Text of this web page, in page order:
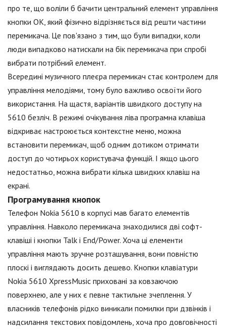
про те, що воліли б бачити центральний елемент управління
кнопки OK, який фізично відрізняється від решти частини
перемикача. Це пов'язано з тим, що були випадки, коли
люди випадково натискали на бік перемикача при спробі
вибрати потрібний елемент.
Всередині музичного плеєра перемикач стає контролем для
управління мелодіями, тому було важливо освоїти його
використання. На щастя, варіантів швидкого доступу на
5610 безліч. В режимі очікування ліва програмна клавіша
відкриває настроюється контекстне меню, можна
встановити перемикач, щоб одним дотиком отримати
доступ до чотирьох користувача функцій. І якщо цього
недостатньо, можна вибрати кілька швидких клавіш на
екрані.
Програмування кнопок
Телефон Nokia 5610 в корпусі мав багато елементів
управління. Навколо перемикача знаходилися дві софт-
клавіші і кнопки Talk і End/Power. Хоча ці елементи
управління мають зручне розташування, вони повністю
плоскі і виглядають досить дешево. Кнопки клавіатури
Nokia 5610 XpressMusic приховані за ковзаючою
поверхнею, але у них є певне тактильне зчеплення. У
власників телефонів рідко виникали помилки при дзвінків і
надсилання текстових повідомлень, хоча про довговічності